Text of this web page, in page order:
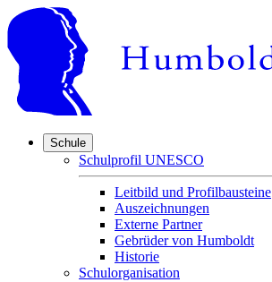
Schule
Schulprofil UNESCO
Leitbild und Profilbausteine
Auszeichnungen
Externe Partner
Gebrüder von Humboldt
Historie
Schulorganisation